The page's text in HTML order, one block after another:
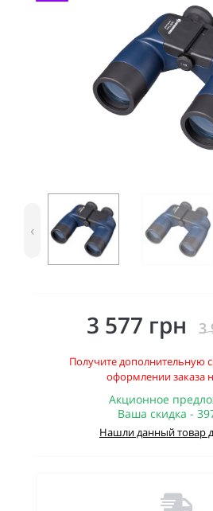
‹
3 577 грн 3
Получите дополнительную
оформлении заказа
Акционное
Ваша скидка -
Нашли данный товар